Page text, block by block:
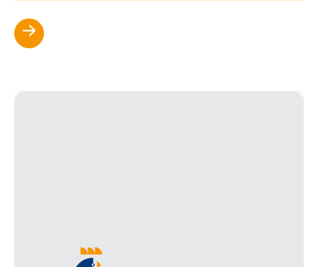
Scopri di più